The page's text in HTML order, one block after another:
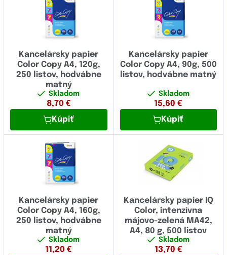
Kancelársky papier
Color Copy A4, 120g,
250 listov, hodvábne
matný
Skladom
8,70 €
Kúpiť
Kancelársky papier
Color Copy A4, 90g, 500
listov, hodvábne matný
Skladom
15,60 €
Kúpiť
Kancelársky papier
Color Copy A4, 160g,
250 listov, hodvábne
matný
Skladom
11,20 €
Kancelársky papier IQ
Color, intenzívna
májovo-zelená MA42,
A4, 80 g, 500 listov
Skladom
13,70 €